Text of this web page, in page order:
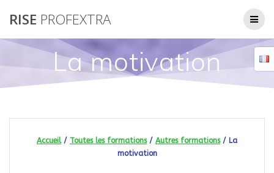
RISE PROFEXTRA
La motivation
Accueil/ Toutes les formations/ Autres formations/ La
motivation